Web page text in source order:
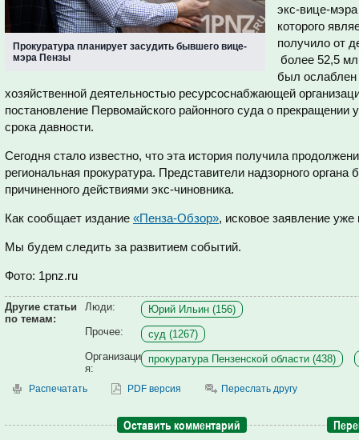
Прокуратура планирует засудить бывшего вице-
мэра Пензы
экс-вице-
которого
получило от
более 52,5
был ослаблен
хозяйственной деятельностью ресурсоснабжающей
постановление Первомайского районного суда о прекращении
срока давности.
Сегодня стало известно, что эта история получила
региональная прокуратура. Представители надзорного
причиненного действиями экс-чиновника.
Как сообщает издание «Пенза-Обзор», исковое заявление уже
Мы будем следить за развитием событий.
Фото: 1pnz.ru
Другие статьи
по темам:
Люди:
Юрий Ильин (156)
Прочее:
суд (1267)
Организаци
я:
прокуратура Пензенской области (438)
Распечатать PDF версия Переслать другу
Оставить комментарий